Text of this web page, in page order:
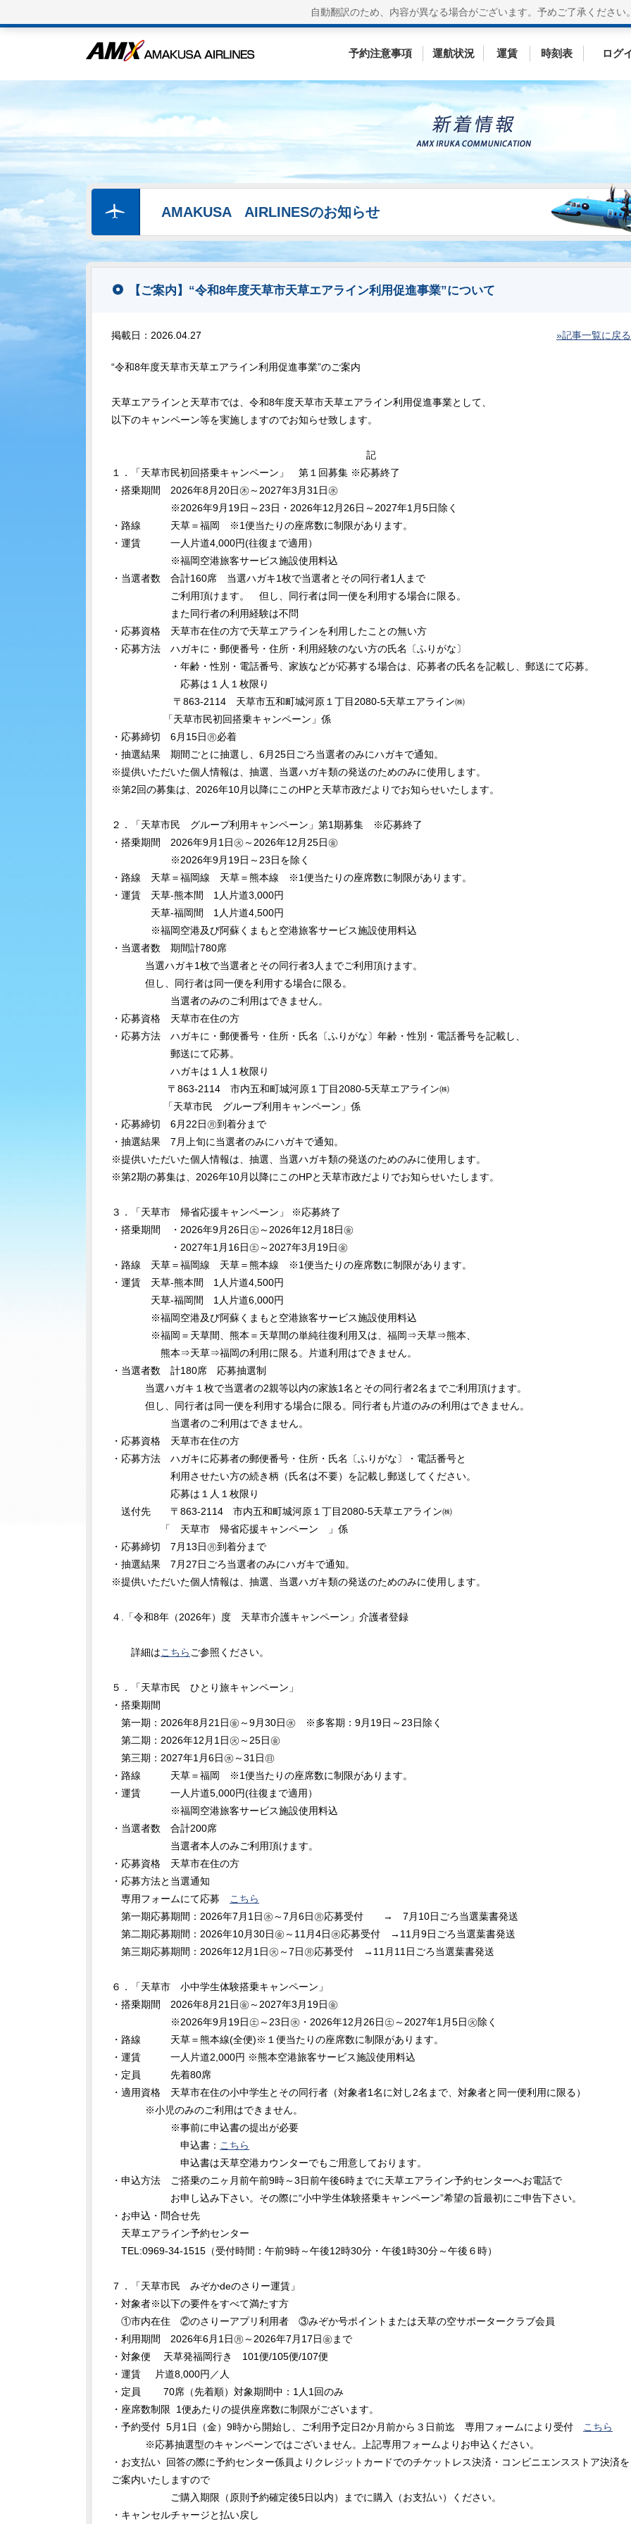
自動翻訳のため、内容が異なる場合がございます。 予めご了承ください
予約注意事項 運航状況 運賃 時刻表 ログ
AMAKUSA AIRLINESのお知らせ
【ご案内】“令和8年度天草市天草エアライン利用促進事業”について
掲載日：2026.04.27 »記事一覧に戻る
“令和8年度天草市天草エアライン利用促進事業”のご案内
天草エアラインと天草市では、令和8年度天草市天草エアライン利用促進事業として、
以下のキャンペーン等を実施しますのでお知らせ致します。
記
１．「天草市民初回搭乗キャンペーン」 第１回募集 ※応募終了
・搭乗期間 2026年8月20日㊍～2027年3月31日㊌
※2026年9月19日～23日・2026年12月26日～2027年1月5日除く
・路線 天草＝福岡 ※1便当たりの座席数に制限があります。
・運賃 一人片道4,000円(往復まで適用）
※福岡空港旅客サービス施設使用料込
・当選者数 合計160席 当選ハガキ1枚で当選者とその同行者1人まで
ご利用頂けます。 但し、同行者は同一便を利用する場合に限る。
また同行者の利用経験は不問
・応募資格 天草市在住の方で天草エアラインを利用したことの無い方
・応募方法 ハガキに・郵便番号・住所・利用経験のない方の氏名〔ふりがな〕
・年齢・性別・電話番号、家族などが応募する場合は、応募者の氏名を記載し、郵送にて応募。
応募は１人１枚限り
〒863-2114 天草市五和町城河原１丁目2080-5天草エアライン㈱
「天草市民初回搭乗キャンペーン」係
・応募締切 6月15日㊊必着
・抽選結果 期間ごとに抽選し、6月25日ごろ当選者のみにハガキで通知。
※提供いただいた個人情報は、抽選、当選ハガキ類の発送のためのみに使用します。
※第2回の募集は、2026年10月以降にこのHPと天草市政だよりでお知らせいたします。
２．「天草市民 グループ利用キャンペーン」第1期募集 ※応募終了
・搭乗期間 2026年9月1日㊋～2026年12月25日㊎
※2026年9月19日～23日を除く
・路線 天草＝福岡線 天草＝熊本線 ※1便当たりの座席数に制限があります。
・運賃 天草-熊本間 1人片道3,000円
天草-福岡間 1人片道4,500円
※福岡空港及び阿蘇くまもと空港旅客サービス施設使用料込
・当選者数 期間計780席
当選ハガキ1枚で当選者とその同行者3人までご利用頂けます。
但し、同行者は同一便を利用する場合に限る。
当選者のみのご利用はできません。
・応募資格 天草市在住の方
・応募方法 ハガキに・郵便番号・住所・氏名〔ふりがな〕年齢・性別・電話番号を記載し、
郵送にて応募。
ハガキは１人１枚限り
〒863-2114 市内五和町城河原１丁目2080-5天草エアライン㈱
「天草市民 グループ利用キャンペーン」係
・応募締切 6月22日㊊到着分まで
・抽選結果 7月上旬に当選者のみにハガキで通知。
※提供いただいた個人情報は、抽選、当選ハガキ類の発送のためのみに使用します。
※第2期の募集は、2026年10月以降にこのHPと天草市政だよりでお知らせいたします。
３．「天草市 帰省応援キャンペーン」 ※応募終了
・搭乗期間 ・2026年9月26日㊏～2026年12月18日㊎
・2027年1月16日㊏～2027年3月19日㊎
・路線 天草＝福岡線 天草＝熊本線 ※1便当たりの座席数に制限があります。
・運賃 天草-熊本間 1人片道4,500円
天草-福岡間 1人片道6,000円
※福岡空港及び阿蘇くまもと空港旅客サービス施設使用料込
※福岡＝天草間、熊本＝天草間の単純往復利用又は、福岡⇒天草⇒熊本、
熊本⇒天草⇒福岡の利用に限る。片道利用はできません。
・当選者数 計180席 応募抽選制
当選ハガキ１枚で当選者の2親等以内の家族1名とその同行者2名までご利用頂けます。
但し、同行者は同一便を利用する場合に限る。同行者も片道のみの利用はできません。
当選者のご利用はできません。
・応募資格 天草市在住の方
・応募方法 ハガキに応募者の郵便番号・住所・氏名〔ふりがな〕・電話番号と
利用させたい方の続き柄（氏名は不要）を記載し郵送してください。
応募は１人１枚限り
送付先 〒863-2114 市内五和町城河原１丁目2080-5天草エアライン㈱
「 天草市 帰省応援キャンペーン 」係
・応募締切 7月13日㊊到着分まで
・抽選結果 7月27日ごろ当選者のみにハガキで通知。
※提供いただいた個人情報は、抽選、当選ハガキ類の発送のためのみに使用します。
４.「令和8年（2026年）度 天草市介護キャンペーン」介護者登録
詳細はこちら ご参照ください。
５．「天草市民 ひとり旅キャンペーン」
・搭乗期間
第一期：2026年8月21日㊎～9月30日㊌ ※多客期：9月19日～23日除く
第二期：2026年12月1日㊋～25日㊎
第三期：2027年1月6日㊌～31日㊐
・路線 天草＝福岡 ※1便当たりの座席数に制限があります。
・運賃 一人片道5,000円(往復まで適用）
※福岡空港旅客サービス施設使用料込
・当選者数 合計200席
当選者本人のみご利用頂けます。
・応募資格 天草市在住の方
・応募方法と当選通知
専用フォームにて応募
こちら
第一期応募期間：2026年7月1日㊌～7月6日㊊応募受付 → 7月10日ごろ当選葉書発送
第二期応募期間：2026年10月30日㊎～11月4日㊌応募受付 →11月9日ごろ当選葉書発送
第三期応募期間：2026年12月1日㊋～7日㊊応募受付 →11月11日ごろ当選葉書発送
６．「天草市 小中学生体験搭乗キャンペーン」
・搭乗期間 2026年8月21日㊎～2027年3月19日㊎
※2026年9月19日㊏～23日㊌・2026年12月26日㊏～2027年1月5日㊋除く
・路線 天草＝熊本線(全便)※１便当たりの座席数に制限があります。
・運賃 一人片道2,000円 ※熊本空港旅客サービス施設使用料込
・定員 先着80席
・適用資格 天草市在住の小中学生とその同行者（対象者1名に対し2名まで、対象者と同一便利用に限る）
※小児のみのご利用はできません。
※事前に申込書の提出が必要
申込書： こちら
申込書は天草空港カウンターでもご用意しております。
・申込方法 ご搭乗のニヶ月前午前9時～3日前午後6時までに天草エアライン予約センターへお電話で
お申し込み下さい。その際に“小中学生体験搭乗キャンペーン”希望の旨最初にご申告下さい。
・お申込・問合せ先
天草エアライン予約センター
TEL:0969-34-1515（受付時間：午前9時～午後12時30分・午後1時30分～午後６時）
７．「天草市民 みぞかdeのさりー運賃」
・対象者※以下の要件をすべて満たす方
①市内在住 ②のさりーアプリ利用者 ③みぞか号ポイントまたは天草の空サポータークラブ会員
・利用期間 2026年6月1日㊊～2026年7月17日㊎まで
・対象便 天草発福岡行き 101便/105便/107便
・運賃 片道8,000円／人
・定員 70席（先着順）対象期間中：1人1回のみ
・座席数制限 1便あたりの提供座席数に制限がございます。
・予約受付 5月1日（金）9時から開始し、ご利用予定日2か月前から３日前迄 専用フォームにより受付
こちら
※応募抽選型のキャンペーンではございません。上記専用フォームよりお申込ください。
・お支払い 回答の際に予約センター係員よりクレジットカードでのチケットレス決済・コンビニエンスストア決済を
ご案内いたしますので
ご購入期限（原則予約確定後5日以内）までに購入（お支払い）ください。
・キャンセルチャージと払い戻し